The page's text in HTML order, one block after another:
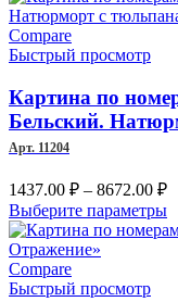
–
Compare
Быстрый просмотр
Картина по
Бельский.
Арт. 11204
1437.00 ₽ – 8672.00 ₽
Выберите параметры
Compare
Быстрый просмотр